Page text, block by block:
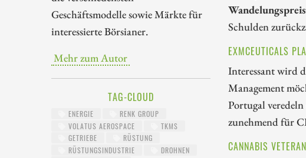
Geschäftsmodelle sowie Märkte für
interessierte Börsianer.
Mehr zum Autor
TAG-CLOUD
ENERGIE
RENK GROUP
VOLATUS AEROSPACE
TKMS
GETRIEBE
RÜSTUNG
RÜSTUNGSINDUSTRIE
DROHNEN
Wandelungspreis
Schulden
EXMCEUTICALS
Interessant wird
Management
Portugal
zunehmend für
CANNABIS